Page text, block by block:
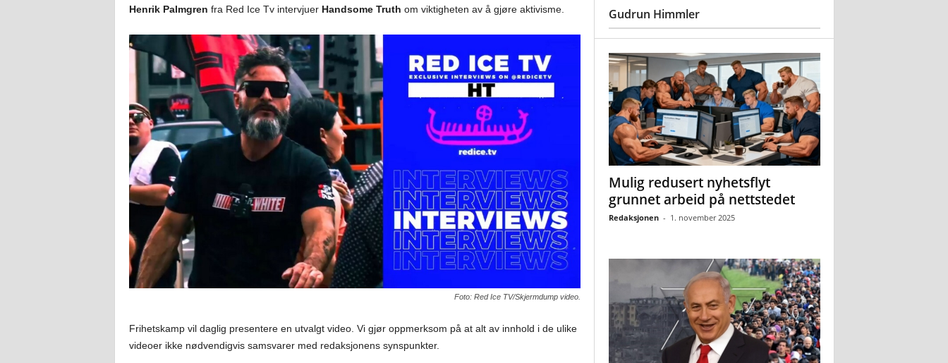
Henrik Palmgren fra Red Ice Tv intervjuer Handsome Truth om viktigheten av å gjøre aktivisme.
Foto: Red Ice TV/Skjermdump video.
Frihetskamp vil daglig presentere en utvalgt video. Vi gjør oppmerksom på at alt av innhold i de ulike
videoer ikke nødvendigvis samsvarer med redaksjonens synspunkter.
Gudrun Himmler
Mulig redusert nyhetsflyt
grunnet arbeid på nettstedet
Redaksjonen - 1. november 2025